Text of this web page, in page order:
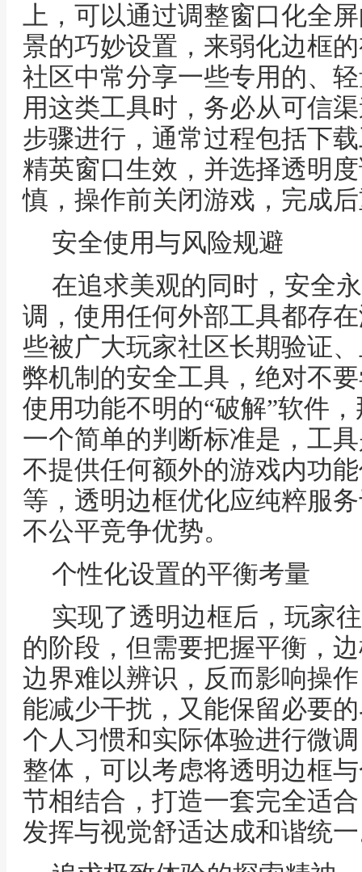
上，可以通过调整窗口化全
景的巧妙设置，来弱化边框
社区中常分享一些专用的、
用这类工具时，务必从可信
步骤进行，通常过程包括下
精英窗口生效，并选择透明
慎，操作前关闭游戏，完成
安全使用与风险规避
在追求美观的同时，安全
调，使用任何外部工具都存
些被广大玩家社区长期验证
弊机制的安全工具，绝对不
使用功能不明的“破解”软件
一个简单的判断标准是，工
不提供任何额外的游戏内功
等，透明边框优化应纯粹服
不公平竞争优势。
个性化设置的平衡考量
实现了透明边框后，玩家
的阶段，但需要把握平衡，
边界难以辨识，反而影响操
能减少干扰，又能保留必要
个人习惯和实际体验进行微
整体，可以考虑将透明边框
节相结合，打造一套完全适
发挥与视觉舒适达成和谐统